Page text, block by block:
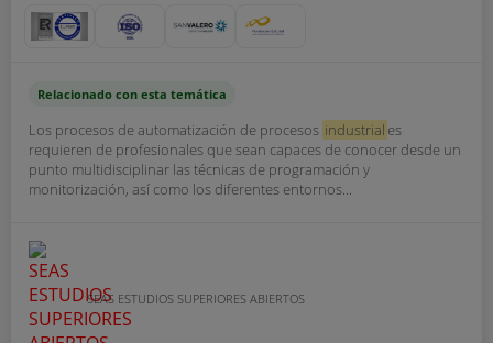
Relacionado con esta temática
Los procesos de automatización de procesos industrial es
requieren de profesionales que sean capaces de conocer desde un
punto multidisciplinar las técnicas de programación y
monitorización, así como los diferentes entornos...
SEAS ESTUDIOS SUPERIORES ABIERTOS